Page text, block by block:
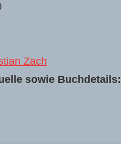
Zach
sowie Buchdetails: